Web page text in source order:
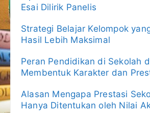
Esai Dilirik Panelis
Strategi Belajar Kelompok
Hasil Lebih Maksimal
Peran Pendidikan di Sekolah
Membentuk Karakter dan
Alasan Mengapa Prestasi
Hanya Ditentukan oleh Nilai